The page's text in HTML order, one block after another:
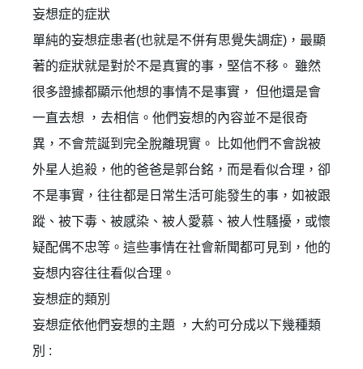
妄想症的症狀
單純的妄想症患者(也就是不併有思覺失調症)，最顯
著的症狀就是對於不是真實的事，堅信不移。 雖然
很多證據都顯示他想的事情不是事實， 但他還是會
一直去想 ，去相信。他們妄想的內容並不是很奇
異，不會荒誕到完全脫離現實。 比如他們不會說被
外星人追殺，他的爸爸是郭台銘，而是看似合理，卻
不是事實，往往都是日常生活可能發生的事，如被跟
蹤、被下毒、被感染、被人愛慕、被人性騷擾，或懷
疑配偶不忠等。這些事情在社會新聞都可見到，他的
妄想内容往往看似合理。
妄想症的類別
妄想症依他們妄想的主題 ，大約可分成以下幾種類
別 :